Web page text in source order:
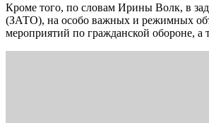
Кроме того, по словам Ирины Волк, в
(ЗАТО), на особо важных и режимных
мероприятий по гражданской обороне,